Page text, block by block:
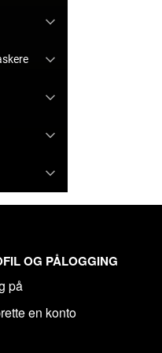
OG PÅLOGGING
på
en konto